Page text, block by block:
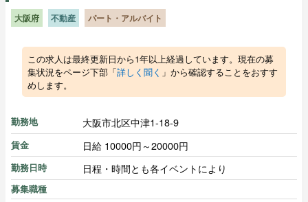
大阪府 不動産 パート・アルバイト
この求人は最終更新日から1年以上経過しています。現在の募
集状況をページ下部「詳しく聞く 」から確認することをおすす
めします。
勤務地 大阪市北区中津1-18-9
賃金 日給 10000円～20000円
勤務日時 日程・時間とも各イベントにより
募集職種